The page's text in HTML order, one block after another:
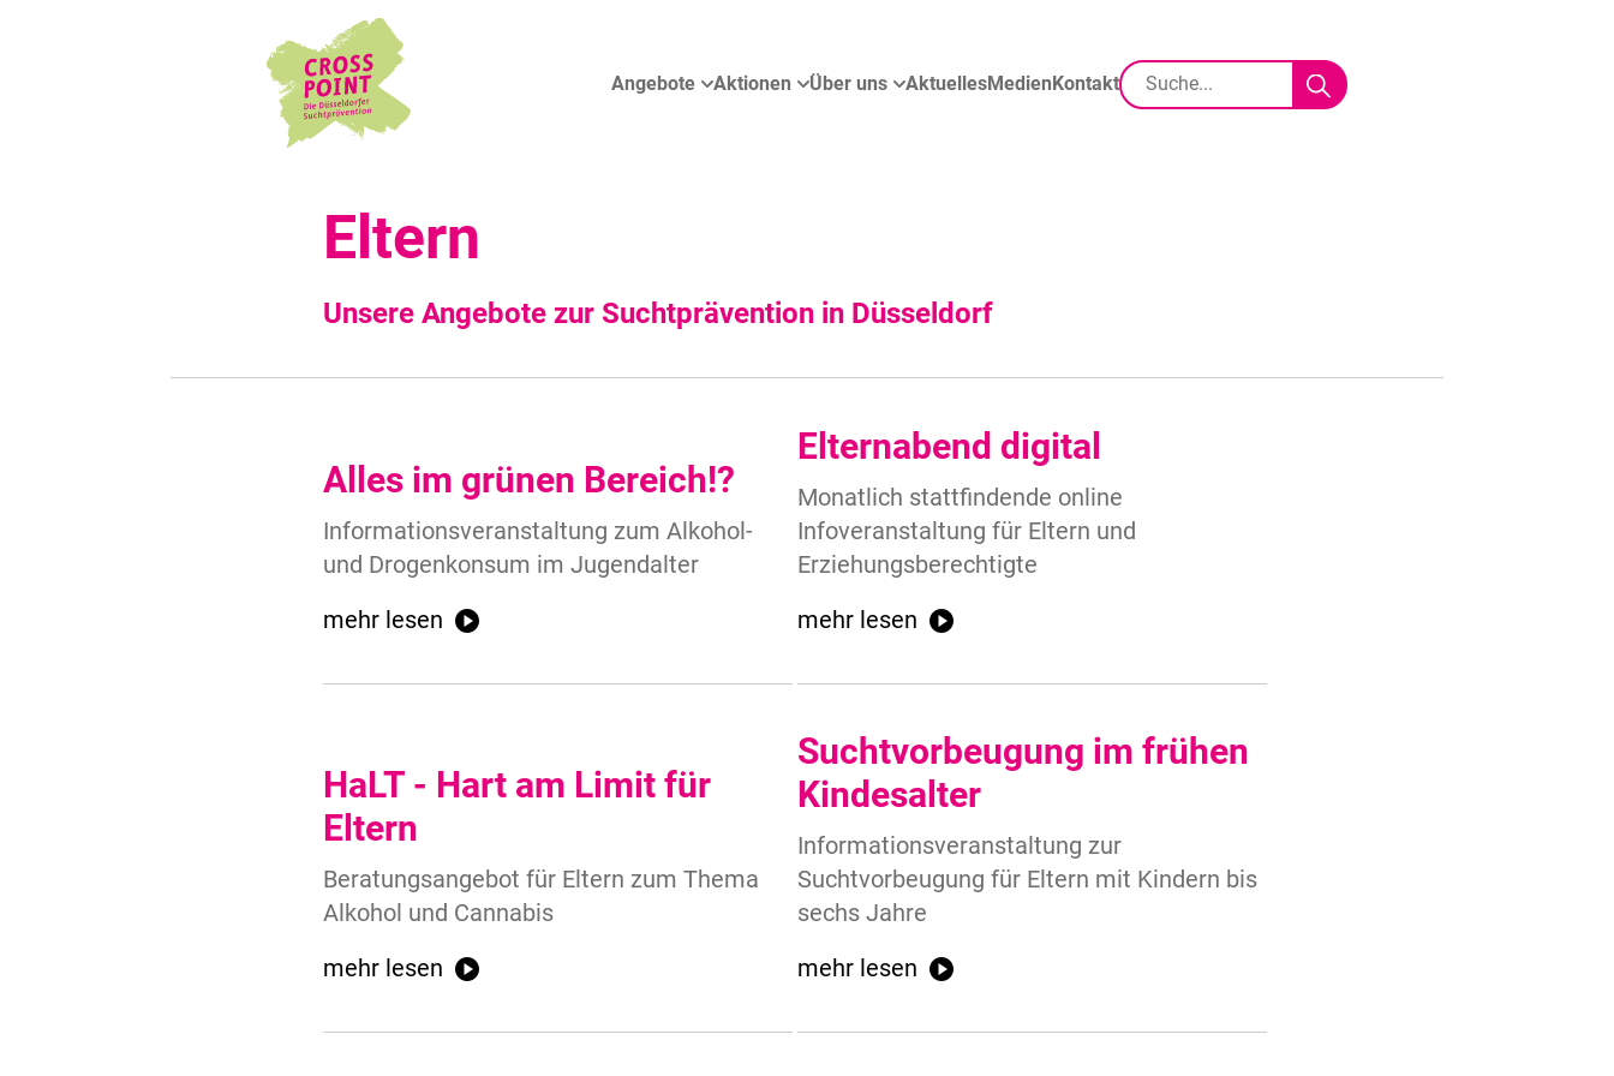
Angebote Aktionen Über uns AktuellesMedien Kontakt
Eltern
Unsere Angebote zur Suchtprävention in Düsseldorf
Alles im grünen Bereich!?
Informationsveranstaltung zum Alkohol-
und Drogenkonsum im Jugendalter
mehr lesen
Elternabend digital
Monatlich stattfindende online
Infoveranstaltung für Eltern und
Erziehungsberechtigte
mehr lesen
HaLT - Hart am Limit für
Eltern
Beratungsangebot für Eltern zum Thema
Alkohol und Cannabis
mehr lesen
Suchtvorbeugung im frühen
Kindesalter
Informationsveranstaltung zur
Suchtvorbeugung für Eltern mit Kindern bis
sechs Jahre
mehr lesen